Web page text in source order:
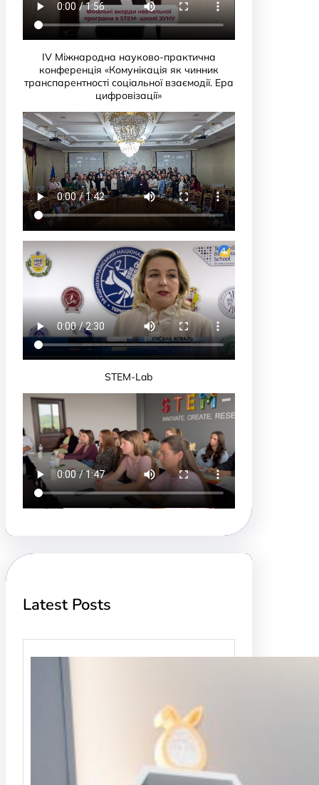
IV Міжнародна науково-практична
конференція «Комунікація як чинник
транспарентності соціальної взаємодії. Ера
цифровізації»
STEM-Lab
Latest Posts